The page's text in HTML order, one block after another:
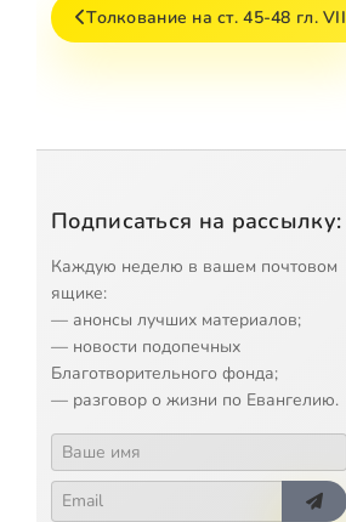
Толкование на ст. 45-48 гл. VII
Подписаться на рассылку:
Каждую неделю в вашем почтовом
ящике:
— анонсы лучших материалов;
— новости подопечных
Благотворительного фонда;
— разговор о жизни по Евангелию.